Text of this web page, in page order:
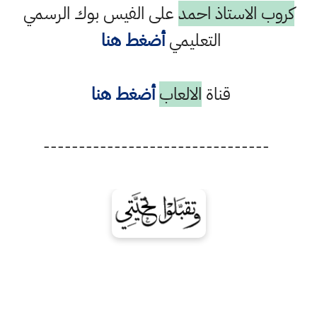
كروب الاستاذ احمدعلى الفيس بوك الرسمي
التعليميأضغط هنا
قناة الالعاب أضغط هنا
--------------------------------